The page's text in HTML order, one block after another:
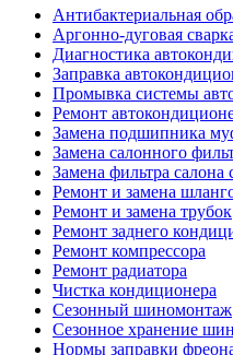
Антибактериальная
Аргонно-дуговая
Диагностика
Заправка
Промывка системы
Ремонт
Замена подшипника
Замена салонного
Замена фильтра салона
Ремонт и замена
Ремонт и замена трубок
Ремонт заднего
Ремонт компрессора
Ремонт радиатора
Чистка кондиционера
Сезонный шиномонтаж
Сезонное хранение шин
Нормы заправки